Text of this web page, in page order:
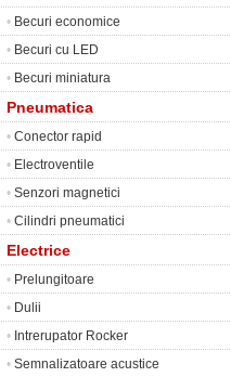
• Becuri economice
• Becuri cu LED
• Becuri miniatura
Pneumatica
• Conector rapid
• Electroventile
• Senzori magnetici
• Cilindri pneumatici
Electrice
• Prelungitoare
• Dulii
• Intrerupator Rocker
• Semnalizatoare acustice